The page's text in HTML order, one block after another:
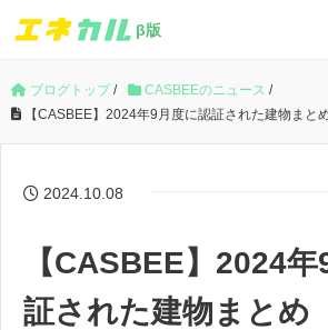
β版
ブログトップ/ CASBEEのニュース /
【CASBEE】2024年9月度に認証された建物まと
2024.10.08
【CASBEE】2024
証された建物まとめ